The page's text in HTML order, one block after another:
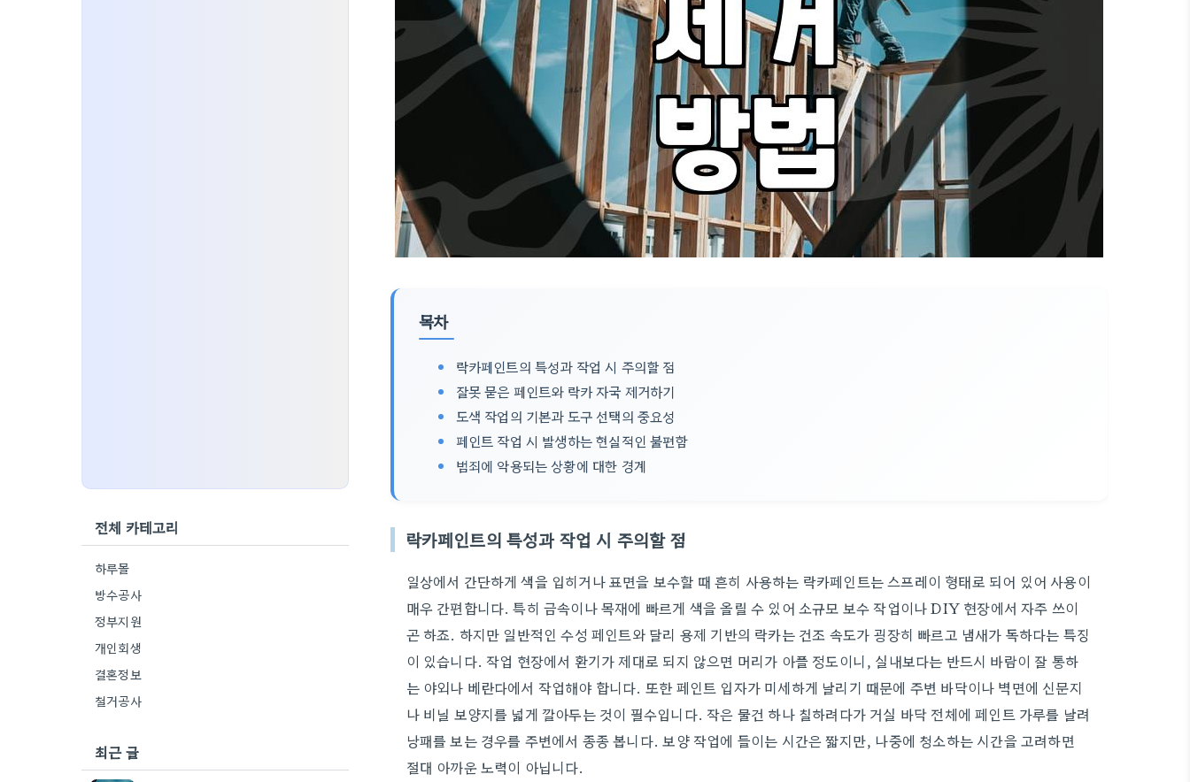
목차
락카페인트의 특성과 작업 시 주의할 점
잘못 묻은 페인트와 락카 자국 제거하기
도색 작업의 기본과 도구 선택의 중요성
페인트 작업 시 발생하는 현실적인 불편함
범죄에 악용되는 상황에 대한 경계
락카페인트의 특성과 작업 시 주의할 점
일상에서 간단하게 색을 입히거나 표면을 보수할 때 흔히 사용하는 락카페인트는 스프레이 형태로 되어 있어 사용이
매우 간편합니다. 특히 금속이나 목재에 빠르게 색을 올릴 수 있어 소규모 보수 작업이나 DIY 현장에서 자주 쓰이
곤 하죠. 하지만 일반적인 수성 페인트와 달리 용제 기반의 락카는 건조 속도가 굉장히 빠르고 냄새가 독하다는 특징
이 있습니다. 작업 현장에서 환기가 제대로 되지 않으면 머리가 아플 정도이니, 실내보다는 반드시 바람이 잘 통하
는 야외나 베란다에서 작업해야 합니다. 또한 페인트 입자가 미세하게 날리기 때문에 주변 바닥이나 벽면에 신문지
나 비닐 보양지를 넓게 깔아두는 것이 필수입니다. 작은 물건 하나 칠하려다가 거실 바닥 전체에 페인트 가루를 날려
낭패를 보는 경우를 주변에서 종종 봅니다. 보양 작업에 들이는 시간은 짧지만, 나중에 청소하는 시간을 고려하면
절대 아까운 노력이 아닙니다.
전체 카테고리
하루몰
방수공사
정부지원
개인회생
결혼정보
철거공사
최근 글